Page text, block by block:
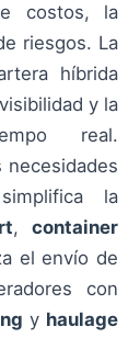
costos, la
riesgos. La
híbrida
y la
real.
necesidades
la
, container
el envío de
con
y haulage